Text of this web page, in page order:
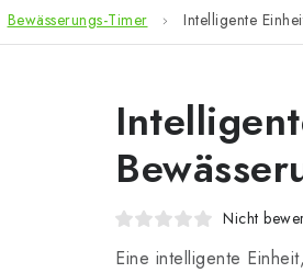
Bewässerungs-Timer Intelligente
Nicht
Eine intelligente